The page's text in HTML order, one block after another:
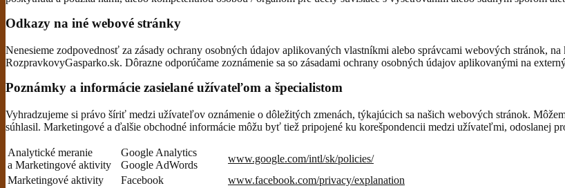
Odkazy na iné webové stránky
Nenesieme zodpovednosť za zásady ochrany osobných údajov aplikovaných vlastníkmi alebo správcami webových stránok,
RozpravkovyGasparko.sk. Dôrazne odporúčame zoznámenie sa so zásadami ochrany osobných údajov aplikovanými na
Poznámky a informácie zasielané užívateľom a špecialistom
Vyhradzujeme si právo šíriť medzi užívateľov oznámenie o dôležitých zmenách, týkajúcich sa našich webových stránok.
súhlasil. Marketingové a ďalšie obchodné informácie môžu byť tiež pripojené ku korešpondencii medzi užívateľmi, odoslanej
Analytické meranie
a Marketingové aktivity
Google Analytics
Google AdWords
www.google.com/intl/sk/policies/
Marketingové aktivity
Facebook www.facebook.com/privacy/explanation